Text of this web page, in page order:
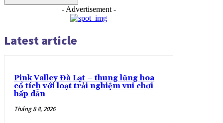
- Advertisement -
Latest article
Pink Valley Đà Lạt – thung lũng hoa
cổ tích với loạt trải nghiệm vui chơi
hấp dẫn
Tháng 8 8, 2026